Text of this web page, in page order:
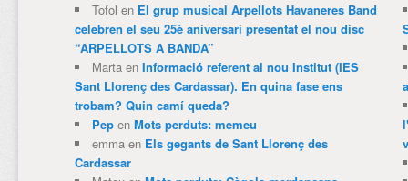
Tofol en El grup musical Arpellots Havaneres Band
celebren el seu 25è aniversari presentat el nou disc
“ARPELLOTS A BANDA”
Martaen Informació referent al nou Institut (IES
Sant Llorenç des Cardassar). En quina fase ens
trobam? Quin camí queda?
Pepen Mots perduts: memeu
emmaen Els gegants de Sant Llorenç des
Cardassar